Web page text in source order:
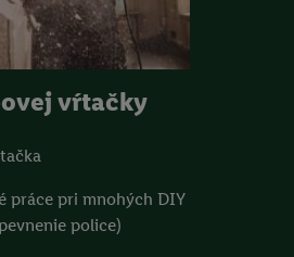
vŕtačky
práce pri mnohých DIY
police)